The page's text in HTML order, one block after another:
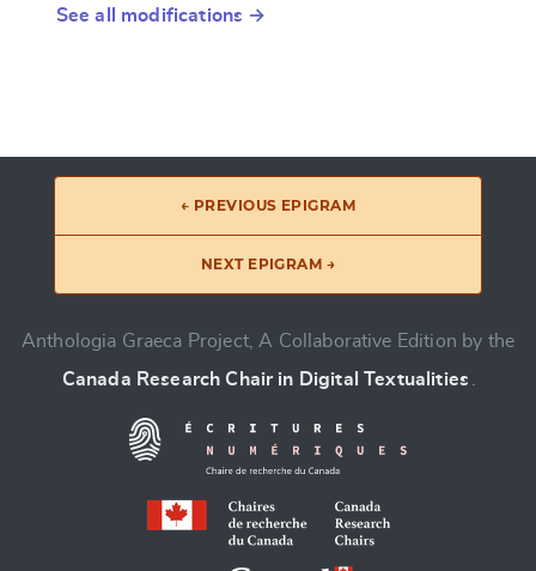
See all modifications →
← PREVIOUS EPIGRAM
NEXT EPIGRAM →
Anthologia Graeca Project, A Collaborative Edition by the
Canada Research Chair in Digital Textualities